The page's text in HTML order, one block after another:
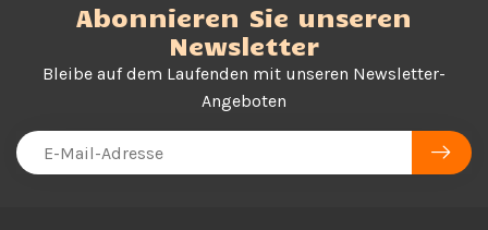
Abonnieren Sie unseren
Newsletter
Bleibe auf dem Laufenden mit unseren Newsletter-
Angeboten